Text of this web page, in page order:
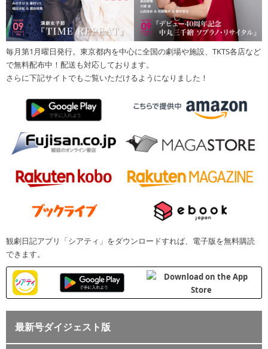
毎月第1月曜日発行。東京都内を中心に全国の劇場や施設、TKTS各店など
で無料配布中！配送も対応しております。
さらに下記サイトでもご覧いただけるようになりました！
観劇日記アプリ「シアティ」をダウンロードすれば、電子版を無料購読
できます。
最新号ダイジェスト版